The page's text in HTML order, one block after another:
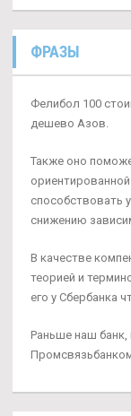
ФРАЗЫ
Фелибол 100
дешево Азов.
Также оно
способствовать
снижению
В качестве
теорией и
его у Сбербанка
Раньше наш банк,